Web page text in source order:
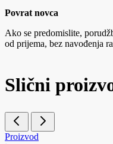
Povrat novca
Ako se predomislite,
od prijema, bez navođenja
Slični
Proizvod